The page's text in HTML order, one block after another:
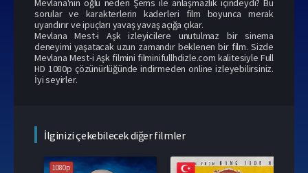
sorular ve karakterlerin kaderleri film boyunca merak
uyandırır ve ipuçları yavaş yavaş açığa çıkar.
Mevlana Mest-i Aşk izleyicilere unutulmaz bir sinema
deneyimi yaşatacak uzun zamandır beklenen bir film. Sizde
Mevlana Mest-i Aşk filmini filminifullhdizle.com kalitesiyle Full
HD 1080p çözünürlüğünde indirmeden online izleyebilirsiniz.
İyi seyirler.
İlginizi çekebilecek diğer filmler
1080p